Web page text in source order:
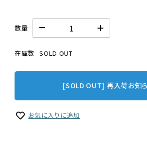
数量
在庫数 SOLD OUT
[SOLD OUT] 再入荷お知
お気に入りに追加